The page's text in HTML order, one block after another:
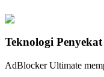
Teknologi
AdBlocker Ultimate